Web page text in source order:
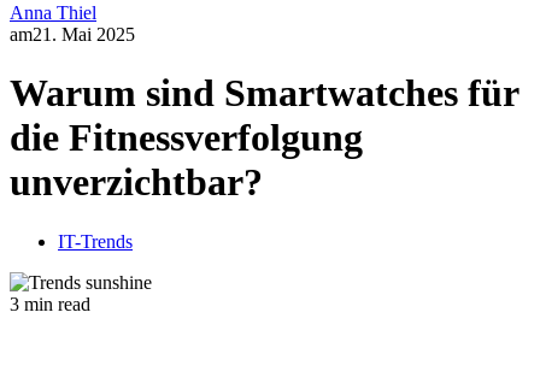
Anna Thiel
am21. Mai 2025
Warum sind Smartwatches für
die Fitnessverfolgung
unverzichtbar?
IT-Trends
3 min read